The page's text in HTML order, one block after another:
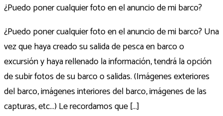
¿Puedo poner cualquier foto en el anuncio de mi barco?
¿Puedo poner cualquier foto en el anuncio de mi barco? Una
vez que haya creado su salida de pesca en barco o
excursión y haya rellenado la información, tendrá la opción
de subir fotos de su barco o salidas. (Imágenes exteriores
del barco, imágenes interiores del barco, imágenes de las
capturas, etc...) Le recordamos que [...]